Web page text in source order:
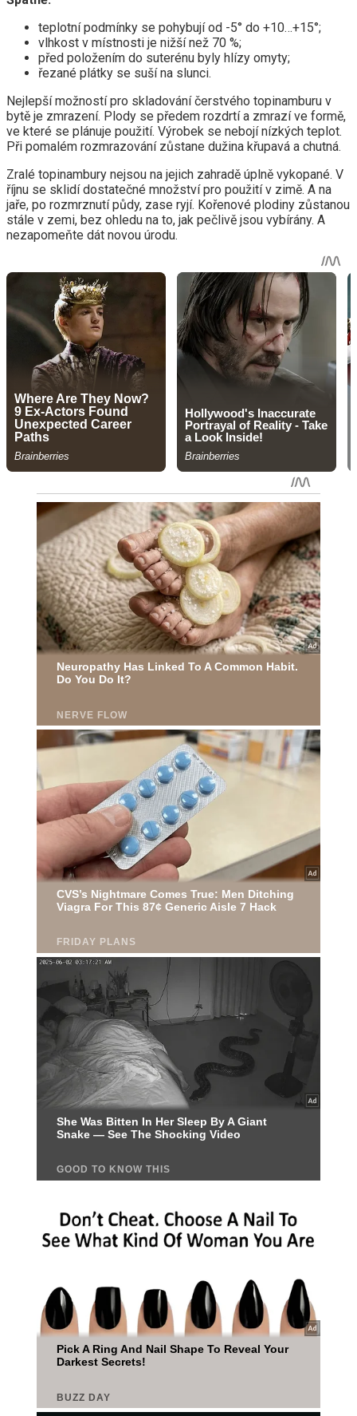
teplotní podmínky se pohybují od -5° do +10…+15°;
vlhkost v místnosti je nižší než 70 %;
před položením do suterénu byly hlízy omyty;
řezané plátky se suší na slunci.
Nejlepší možností pro skladování čerstvého topinamburu v
bytě je zmrazení. Plody se předem rozdrtí a zmrazí ve formě,
ve které se plánuje použití. Výrobek se nebojí nízkých teplot.
Při pomalém rozmrazování zůstane dužina křupavá a chutná.
Zralé topinambury nejsou na jejich zahradě úplně vykopané. V
říjnu se sklidí dostatečné množství pro použití v zimě. A na
jaře, po rozmrznutí půdy, zase ryjí. Kořenové plodiny zůstanou
stále v zemi, bez ohledu na to, jak pečlivě jsou vybírány. A
nezapomeňte dát novou úrodu.